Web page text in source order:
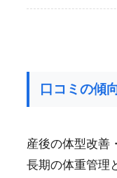
口コミの傾
産後の体型改善
長期の体重管理